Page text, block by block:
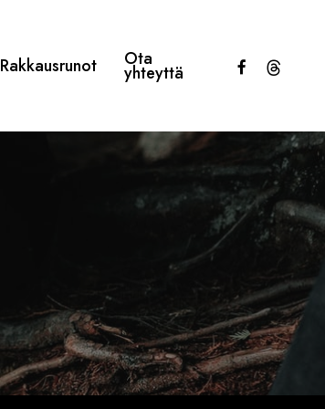
Rakkausrunot Ota
yhteyttä facebookthreads